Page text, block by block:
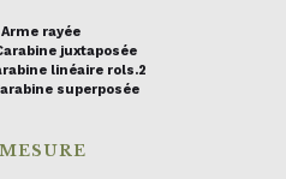
Arme rayée
juxtaposée
linéaire rols.2
superposée